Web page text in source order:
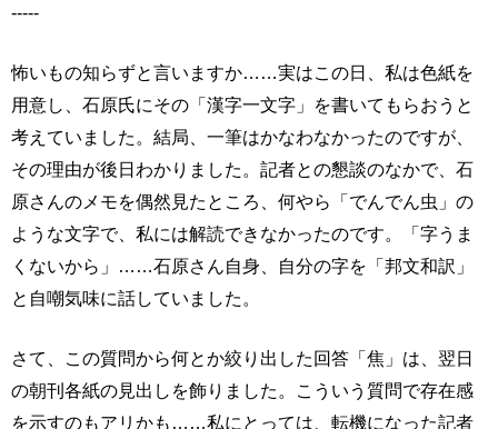
-----
怖いもの知らずと言いますか……実はこの日、私は色紙を
用意し、石原氏にその「漢字一文字」を書いてもらおうと
考えていました。結局、一筆はかなわなかったのですが、
その理由が後日わかりました。記者との懇談のなかで、石
原さんのメモを偶然見たところ、何やら「でんでん虫」の
ような文字で、私には解読できなかったのです。「字うま
くないから」……石原さん自身、自分の字を「邦文和訳」
と自嘲気味に話していました。
さて、この質問から何とか絞り出した回答「焦」は、翌日
の朝刊各紙の見出しを飾りました。こういう質問で存在感
を示すのもアリかも……私にとっては、転機になった記者